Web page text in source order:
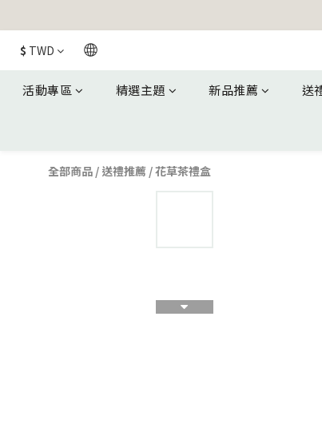
$ TWD
活動專區 精選主題 新品推薦 送
全部商品 / 送禮推薦 /花草茶禮盒